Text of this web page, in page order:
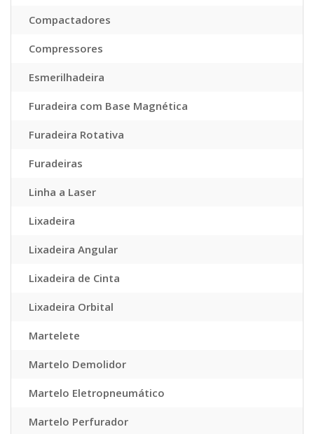
Compactadores
Compressores
Esmerilhadeira
Furadeira com Base Magnética
Furadeira Rotativa
Furadeiras
Linha a Laser
Lixadeira
Lixadeira Angular
Lixadeira de Cinta
Lixadeira Orbital
Martelete
Martelo Demolidor
Martelo Eletropneumático
Martelo Perfurador